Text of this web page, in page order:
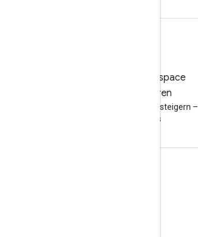
Google Workspace
ausprobieren
Produktivität mit KI steigern –
kostenlos